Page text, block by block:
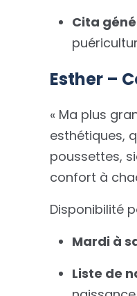
Cita
Esther –
« Ma plus
esthétiques,
poussettes,
confort à
Disponibilité
Mardi à
Liste de